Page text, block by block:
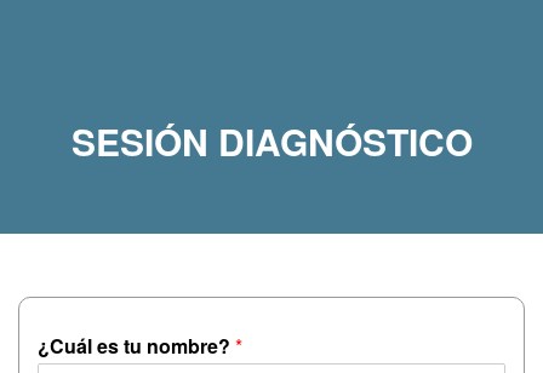
SESIÓN DIAGNÓSTICO
¿Cuál es tu nombre? *